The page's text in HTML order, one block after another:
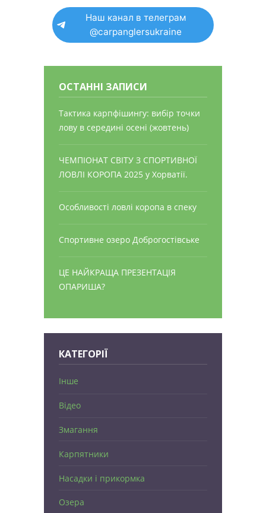
Наш канал в телеграм
@carpanglersukraine
ОСТАННІ ЗАПИСИ
Тактика карпфішингу: вибір точки
лову в середині осені (жовтень)
ЧЕМПІОНАТ СВІТУ З СПОРТИВНОЇ
ЛОВЛІ КОРОПА 2025 у Хорватії.
Особливості ловлі коропа в спеку
Спортивне озеро Доброгостівське
ЦЕ НАЙКРАЩА ПРЕЗЕНТАЦІЯ
ОПАРИША?
КАТЕГОРІЇ
Інше
Відео
Змагання
Карпятники
Насадки і прикормка
Озера